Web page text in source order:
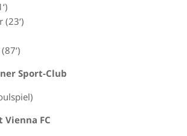
(23‘)
Sport-Club
Vienna FC